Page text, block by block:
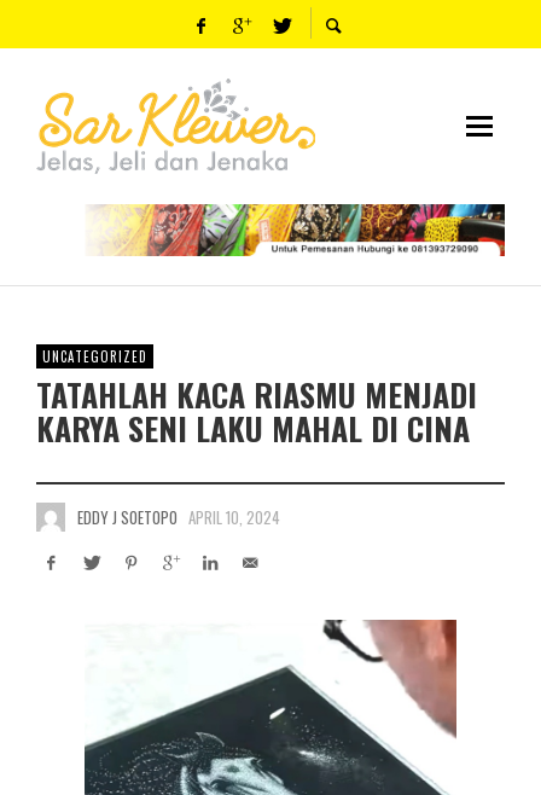
UNCATEGORIZED
TATAHLAH KACA RIASMU MENJADI
KARYA SENI LAKU MAHAL DI CINA
EDDY J SOETOPO APRIL 10, 2024